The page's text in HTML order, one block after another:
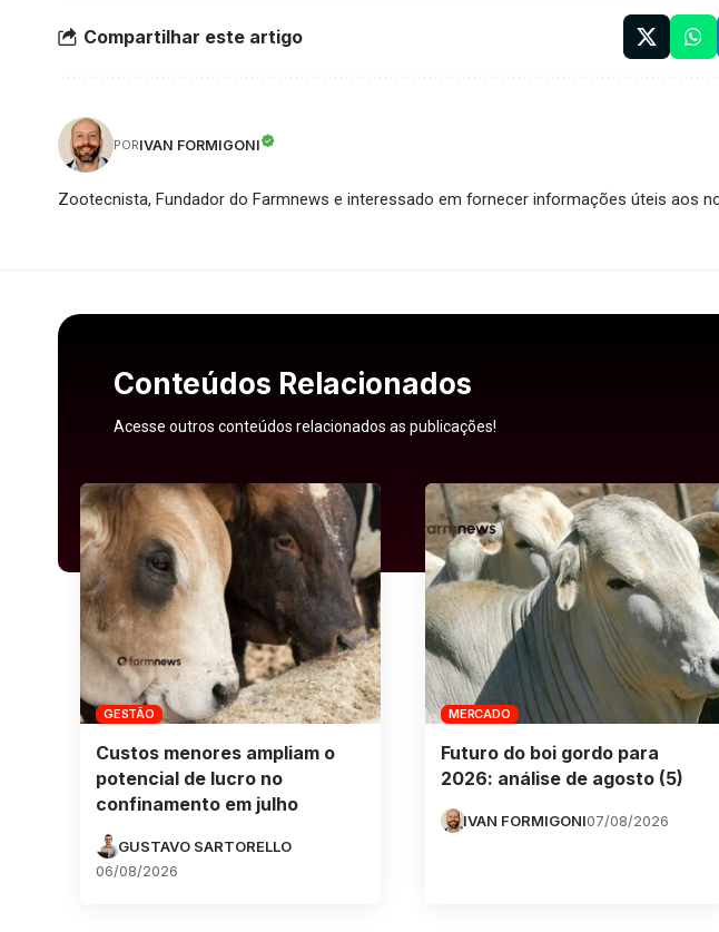
Compartilhar este artigo
PORIVAN FORMIGONI
Zootecnista, Fundador do Farmnews e interessado em fornecer informações úteis aos
Conteúdos Relacionados
Acesse outros conteúdos relacionados as publicações!
GESTÃO
Custos menores ampliam o
potencial de lucro no
confinamento em julho
GUSTAVO SARTORELLO
06/08/2026
MERCADO
Futuro do boi gordo para
2026: análise de agosto (5)
IVAN FORMIGONI07/08/2026